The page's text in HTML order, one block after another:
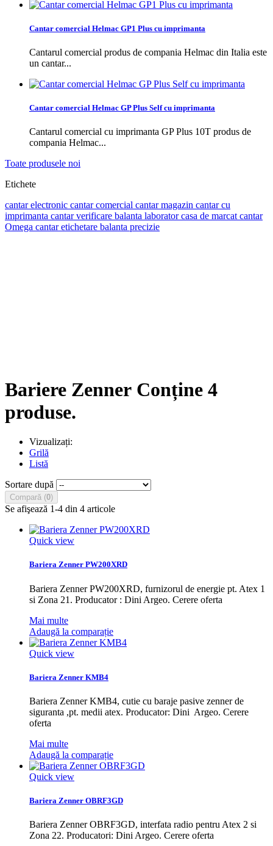
Cantar comercial Helmac GP1 Plus cu imprimanta
Cantarul comercial produs de compania Helmac din Italia este
un cantar...
Cantar comercial Helmac GP Plus Self cu imprimanta
Cantarul comercial cu imprimanta GP Plus 10T produs de
compania Helmac...
Toate produsele noi
Etichete
cantar electronic cantar comercial cantar magazin cantar cu
imprimanta cantar verificare balanta laboratorcasa de marcat cantar
Omega cantar etichetare balanta precizie
Bariere Zenner Conține 4
produse.
Vizualizați:
Grilă
Listă
Sortare după
Compară (0)
Se afişează 1-4 din 4 articole
Quick view
Bariera Zenner PW200XRD
Bariera Zenner PW200XRD, furnizorul de energie pt. Atex 1
si Zona 21. Producator : Dini Argeo. Cerere oferta
Mai multe
Adaugă la comparație
Quick view
Bariera Zenner KMB4
Bariera Zenner KMB4, cutie cu baraje pasive zenner de
siguranta ,pt. medii atex. Producator: Dini Argeo. Cerere
oferta
Mai multe
Adaugă la comparație
Quick view
Bariera Zenner OBRF3GD
Bariera Zenner OBRF3GD, interfata radio pentru Atex 2 si
Zona 22. Producatori: Dini Argeo. Cerere oferta